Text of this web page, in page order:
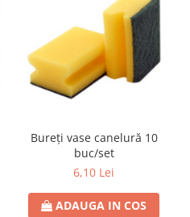
Bureți vase canelură 10
buc/set
6,10 Lei
ADAUGA IN COS